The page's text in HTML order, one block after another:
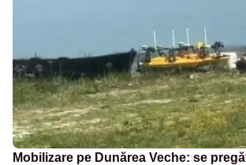
Mobilizare pe Dunărea Veche: se